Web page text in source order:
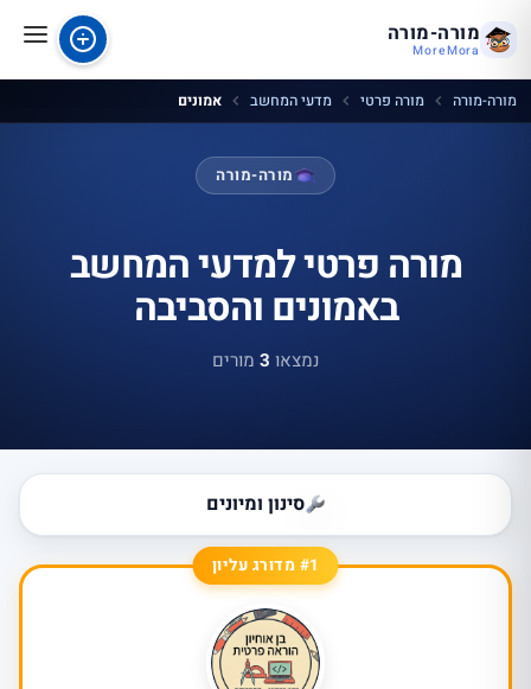
מורה-מורה
MoreMora
מורה-מורה מורה פרטי מדעי המחשב אמונים
מורה-מורה
מורה פרטי למדעי המחשב
באמונים והסביבה
נמצאו 3 מורים
סינון ומיונים
#1 מדורג עליון